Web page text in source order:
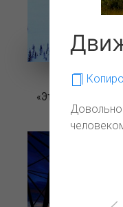
«Эта тундра без